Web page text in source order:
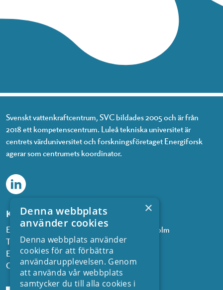
Svenskt vattenkraftcentrum, SVC bildades 2005 och är från
2018 ett kompetenscentrum. Luleå tekniska universitet är
centrets värduniversitet och forskningsföretaget Energiforsk
agerar som centrumets koordinator.
Kontakta oss
Energiforsk, Olof Palmes gata 11, 101 53 Stockholm
Telefon: 08 677 25 30
E-post:kontakt@energiforsk.se
Org.nr: 556974-2116
×
Denna webbplats
använder cookies
Denna webbplats använder
cookies för att förbättra
användarupplevelsen. Genom
att använda vår webbplats
samtycker du till alla cookies i